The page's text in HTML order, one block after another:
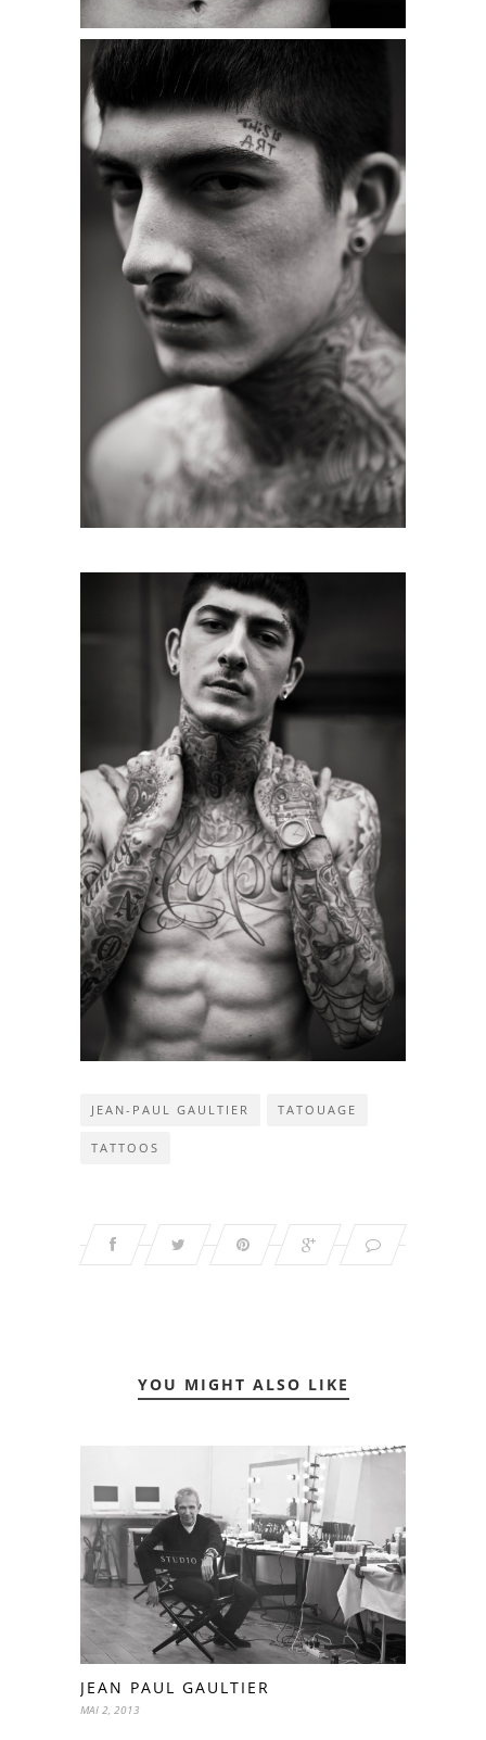
JEAN-PAUL GAULTIER TATOUAGE
TATTOOS
YOU MIGHT ALSO LIKE
JEAN PAUL GAULTIER
MAI 2, 2013